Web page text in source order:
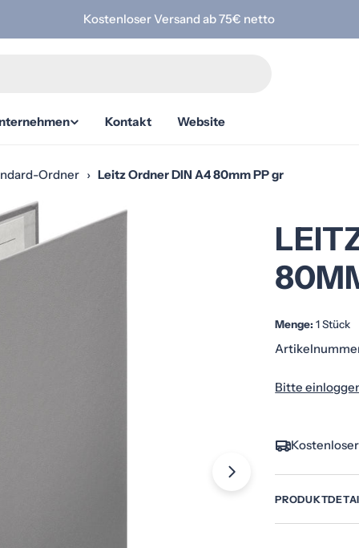
Kostenloser Versand ab 75€ netto
Kontakt Website
Ordner › Leitz Ordner DIN A4 80mm PP gr
Öffnen Sie das
Menge: 1 Stück
Bitte